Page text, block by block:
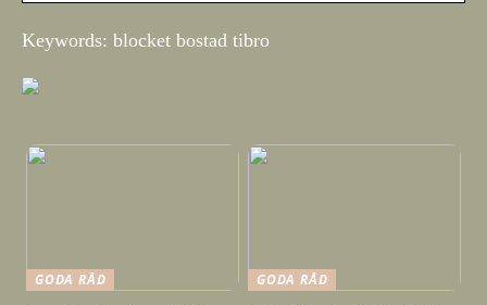
Keywords: blocket bostad tibro
GODA RÅD
GODA RÅD